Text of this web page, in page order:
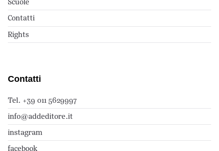
Contatti
Rights
Contatti
Tel. +39 011 5629997
info@addeditore.it
instagram
facebook